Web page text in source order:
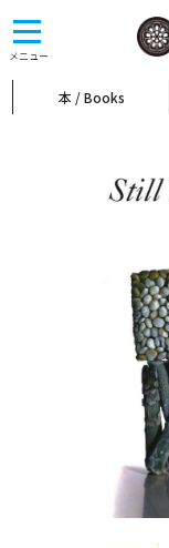
メニュー
toggle
navigation
本 / Books